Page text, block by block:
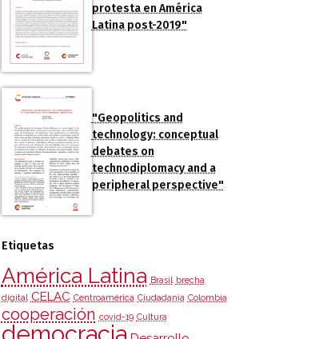
protesta en América
Latina post-2019"
"Geopolitics and
technology: conceptual
debates on
technodiplomacy and a
peripheral perspective"
Etiquetas
América Latina Brasil brecha
digital CELAC Centroamérica Ciudadanía Colombia
cooperación covid-19 Cultura